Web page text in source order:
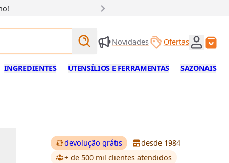
Buscar produtos
Buscar
Novidades Ofertas
INGREDIENTES UTENSÍLIOS E FERRAMENTAS SAZONAIS
devolução grátis
desde 1984
+ de 500 mil clientes atendidos